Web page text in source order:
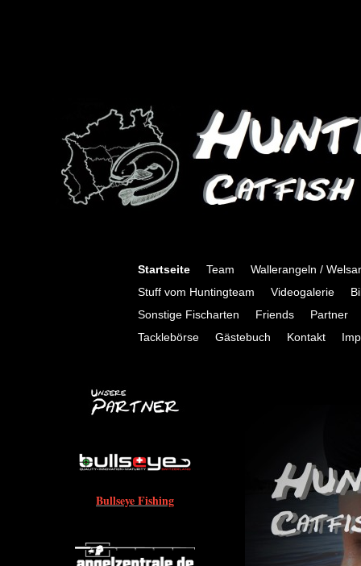
Startseite Team
Wallerangeln /
Stuff vom Huntingteam
Videogalerie
Sonstige Fischarten
Friends
Partner
Tacklebörse
Gästebuch Kontakt
Bullseye Fishing